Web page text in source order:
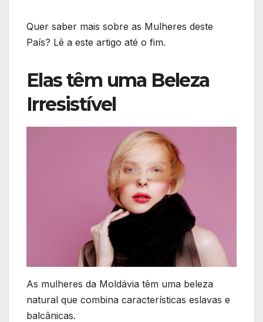
Quer saber mais sobre as Mulheres deste
País? Lê a este artigo até o fim.
Elas têm uma Beleza
Irresistível
As mulheres da Moldávia têm uma beleza
natural que combina características eslavas e
balcânicas.